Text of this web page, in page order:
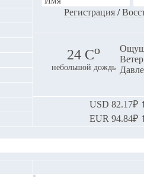
Регистрация/
24 Сo
небольшой дождь
USD 82.17₽
EUR 94.84₽